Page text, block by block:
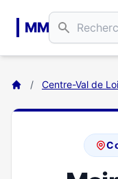
MM
/ Centre-Val de